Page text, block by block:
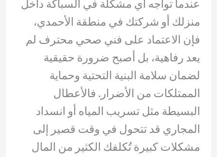
عندما تواجه أي مشكلة في السباكة داخل
منزلك أو شركتك في منطقة الأحمدي،
فإن الاعتماد على فني صحي محترف لم
يعد رفاهية، بل أصبح ضرورة حقيقية
لضمان سلامة البنية التحتية وحماية
الممتلكات من الأضرار. فالأعطال
البسيطة مثل تسريب المياه أو انسداد
المجاري قد تتحول في وقت قصير إلى
مشكلات كبيرة تُكلفك الكثير من المال